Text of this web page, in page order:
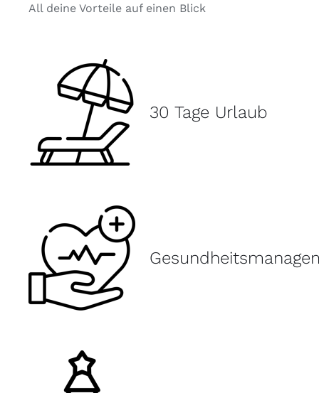
All deine Vorteile auf einen Blick
30 Tage Urlaub